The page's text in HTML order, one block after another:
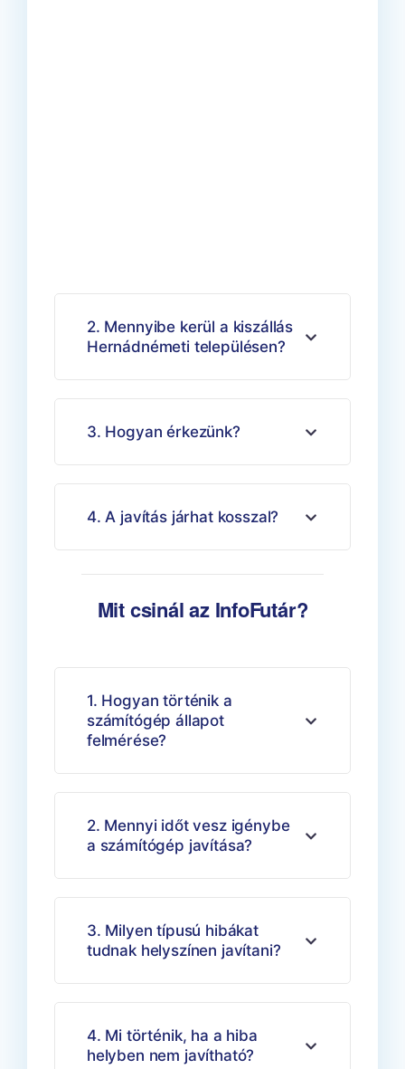
2. Mennyibe kerül a kiszállás
Hernádnémeti településen?
3. Hogyan érkezünk?
4. A javítás járhat kosszal?
Mit csinál az InfoFutár?
1. Hogyan történik a
számítógép állapot
felmérése?
2. Mennyi időt vesz igénybe
a számítógép javítása?
3. Milyen típusú hibákat
tudnak helyszínen javítani?
4. Mi történik, ha a hiba
helyben nem javítható?